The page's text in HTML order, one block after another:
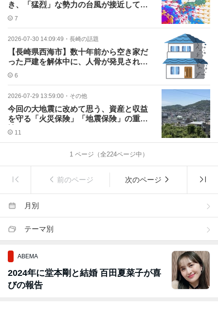
き、「猛烈」な勢力の台風が接近してい
ます。
7
2026-07-30 14:09:49 ・ 長崎の話題
【長崎県西海市】数十年前から空き家だ
った戸建を解体中に、人骨が発見された
そうです。
6
2026-07-29 13:59:00 ・ その他
今回の大地震に改めて思う、資産と収益
を守る「火災保険」「地震保険」の重要
性について
11
1 ページ（全224ページ中）
前のページ 次のページ
月別
テーマ別
ABEMA
2024年に堂本剛と結婚 百田夏菜子が喜
びの報告